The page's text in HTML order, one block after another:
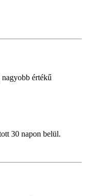
értékű
30 napon belül.